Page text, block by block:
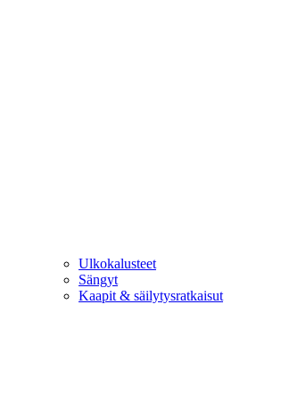
Ulkokalusteet
Sängyt
Kaapit & säilytysratkaisut